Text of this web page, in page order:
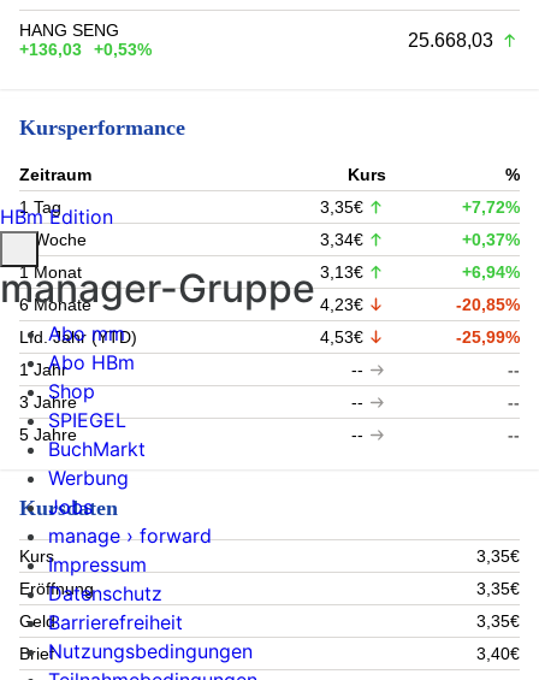
HANG SENG
+136,03
+0,53% 25.668,03
Kursperformance
Zeitraum Kurs
%
1 Tag
3,35€
+7,72%
1 Woche
3,34€
+0,37%
1 Monat
3,13€
+6,94%
6 Monate
4,23€
-20,85%
Lfd. Jahr (YTD)
4,53€
-25,99%
1 Jahr
--
--
3 Jahre
--
--
5 Jahre
-- --
Kursdaten
Kurs
3,35€
Eröffnung
3,35€
Geld
3,35€
Brief
3,40€
HBm Edition
manager-Gruppe
Abo mm
Abo HBm
Shop
SPIEGEL
BuchMarkt
Werbung
Jobs
manage › forward
Impressum
Datenschutz
Barrierefreiheit
Nutzungsbedingungen